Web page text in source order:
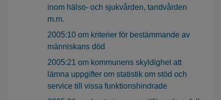
inom hälso- och sjukvården, tandvården
m.m.
2005:10 om kriterier för bestämmande av
människans död
2005:21 om kommunens skyldighet att
lämna uppgifter om statistik om stöd och
service till vissa funktionshindrade